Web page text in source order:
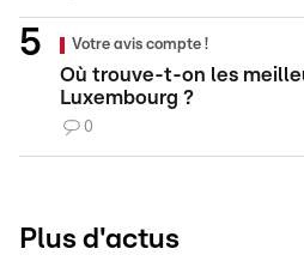
Votre avis compte !
Où trouve-t-on les
Luxembourg ?
0
Plus d'actus